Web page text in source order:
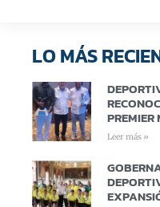
LO MÁS
PREMIER
Leer más »